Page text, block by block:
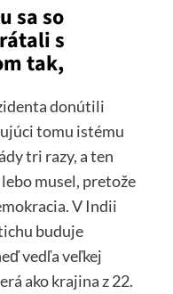
sa so
s
tak,
donútili
tomu istému
tri razy, a ten
musel, pretože
V Indii
buduje
vedľa veľkej
ako krajina z 22.